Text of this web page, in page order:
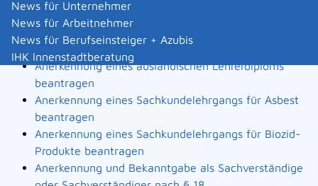
News für Unternehmer
News für Arbeitnehmer
News für Berufseinsteiger + Azubis
IHK Innenstadtberatung
Anerkennung als Prüf-, Zertifizierung- oder
Überwachungsstelle (PÜZ-Stelle) nach
Landesbauordnung
Anerkennung eines ausländischen Lehrerdiploms
beantragen
Anerkennung eines Sachkundelehrgangs für Asbest
beantragen
Anerkennung eines Sachkundelehrgangs für Biozid-
Produkte beantragen
Anerkennung und Bekanntgabe als Sachverständige